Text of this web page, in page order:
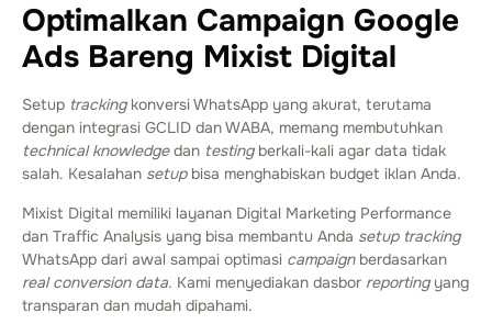
Optimalkan Campaign Google
Ads Bareng Mixist Digital
Setup trackingkonversi WhatsApp yang akurat, terutama
dengan integrasi GCLID dan WABA, memang membutuhkan
technical knowledgedan testingberkali-kali agar data tidak
salah. Kesalahan setupbisa menghabiskan budget iklan Anda.
Mixist Digital memiliki layanan Digital Marketing Performance
dan Traffic Analysis yang bisa membantu Anda setup tracking
WhatsApp dari awal sampai optimasi campaignberdasarkan
real conversion data. Kami menyediakan dasbor reportingyang
transparan dan mudah dipahami.